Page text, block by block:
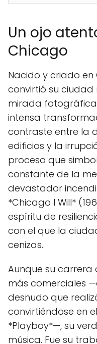
Un ojo
Chicago
Nacido y criado en
convirtió su
mirada
intensa
contraste entre la
edificios y la
proceso que
constante de la
devastador
*Chicago I Will*
espíritu de
con el que la
cenizas.
Aunque su
más comerciales
desnudo que
convirtiéndose en
*Playboy*—, su
música. Fue su